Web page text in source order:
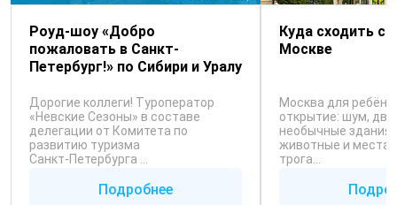
Роуд-шоу «Добро
пожаловать в Санкт-
Петербург!» по Сибири и Уралу
Дорогие коллеги! Туроператор
«Невские Сезоны» в составе
делегации от Комитета по
развитию туризма
Санкт‑Петербурга ...
Подробнее
Куда сходить с
Москве
Москва для
открытие: шум,
необычные
животные и места,
трога...